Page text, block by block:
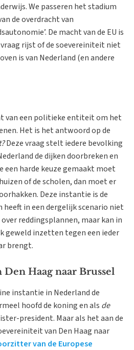
We passeren het stadium
de overdracht van
De macht van de EU is
rijst of de soevereiniteit niet
is van Nederland (en andere
van een politieke entiteit om het
Het is het antwoord op de
Deze vraag stelt iedere bevolking
de dijken doorbreken en
een harde keuze gemaakt moet
of de scholen, dan moet er
Deze instantie is de
heeft in een dergelijk scenario niet
reddingsplannen, maar kan in
geweld inzetten tegen een ieder
brengt.
Haag naar Brussel
instantie in Nederland de
hoofd de koning en als de
president. Maar als het aan de
van Den Haag naar
van de Europese